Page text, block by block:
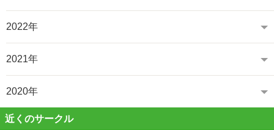
2022年
2021年
2020年
近くのサークル